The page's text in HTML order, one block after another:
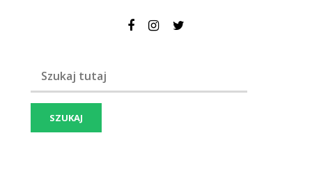
Szukaj frazy: